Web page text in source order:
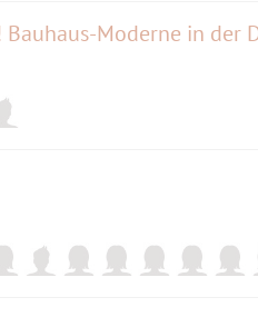
Moderne in der